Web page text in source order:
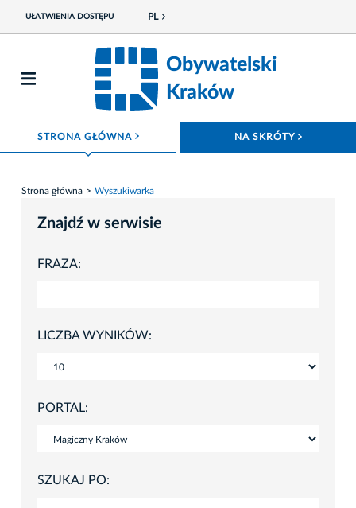
UŁATWIENIA DOSTĘPU PL
Obywatelski
Kraków
STRONA GŁÓWNA ROZWIŃ MENU NA SKRÓTY
Strona główna Wyszukiwarka
Znajdź w serwisie
FRAZA:
LICZBA WYNIKÓW:
PORTAL:
SZUKAJ PO: